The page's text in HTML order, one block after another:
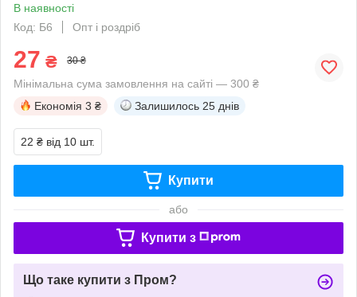
В наявності
Код: Б6
Опт і роздріб
27 ₴ 30 ₴
Мінімальна сума замовлення на сайті — 300 ₴
Економія 3 ₴ Залишилось 25 днів
22 ₴ від 10 шт.
Купити
або
Купити з
Що таке купити з Пром?